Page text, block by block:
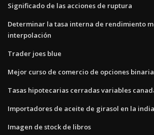
Significado de las acciones de ruptura
Determinar la tasa interna de rendimiento
interpolación
Trader joes blue
Mejor curso de comercio de opciones
Tasas hipotecarias cerradas variables
Importadores de aceite de girasol en la
Imagen de stock de libros